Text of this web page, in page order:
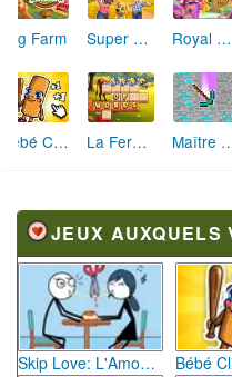
Big Farm Super Ferme Royal Story
Bébé Clic Italien: La Folie des Petits Bambins La Ferme des Mots - Cultivez votre Vocabulaire Maître de la
JEUX AUXQUELS
Skip Love: L'Amour en Péril